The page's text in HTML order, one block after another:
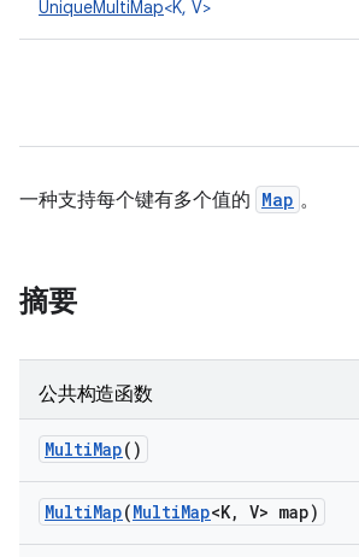
UniqueMultiMap<K, V>
一种支持每个键有多个值的 Map 。
摘要
公共构造函数
MultiMap()
MultiMap(MultiMap<K, V> map)